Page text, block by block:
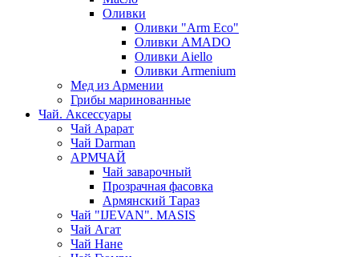
Оливки
Оливки "Arm Eco"
Оливки AMADO
Оливки Aiello
Оливки Armenium
Мед из Армении
Грибы маринованные
Чай. Аксессуары
Чай Арарат
Чай Darman
АРМЧАЙ
Чай заварочный
Прозрачная фасовка
Армянский Тараз
Чай "IJEVAN". MASIS
Чай Агат
Чай Нане